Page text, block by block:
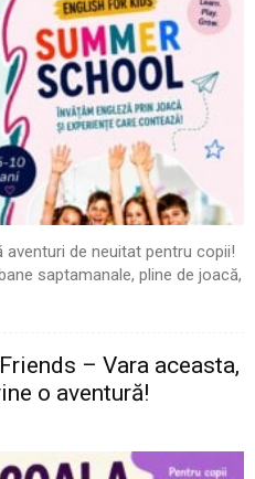
de neuitat pentru copii!
saptamanale, pline de joacă,
– Vara aceasta,
o aventură!